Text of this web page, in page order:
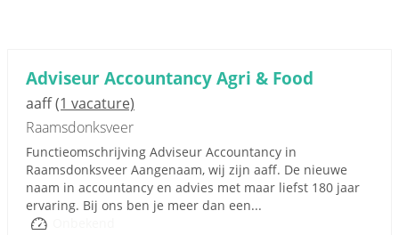
Adviseur Accountancy Agri & Food
aaff(1 vacature)
Raamsdonksveer
Functieomschrijving Adviseur Accountancy in
Raamsdonksveer Aangenaam, wij zijn aaff. De nieuwe
naam in accountancy en advies met maar liefst 180 jaar
ervaring. Bij ons ben je meer dan een...